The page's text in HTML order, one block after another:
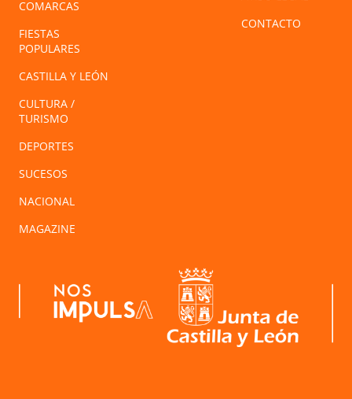
COMARCAS
FIESTAS
POPULARES
CASTILLA Y LEÓN
CULTURA /
TURISMO
DEPORTES
SUCESOS
NACIONAL
MAGAZINE
CONTACTO